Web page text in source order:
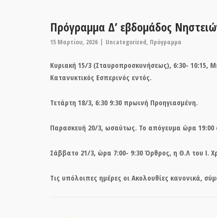
Πρόγραμμα Δ’ εβδομάδος
15 Μαρτίου, 2026 Uncategorized, Πρόγραμμα
Κυριακή 15/3 (Σταυροπροσκυνήσεως), 6:30- 10:15,
Κατανυκτικός Εσπερινός εντός.
Τετάρτη 18/3, 6:30 9:30 πρωινή Προηγιασμένη.
Παρασκευή 20/3, ωσαύτως. Το απόγευμα ώρα 19:00
Σάββατο 21/3, ώρα 7:00- 9:30 Όρθρος, η Θ.Λ του Ι.
Τις υπόλοιπες ημέρες οι Ακολουθίες κανονικά,